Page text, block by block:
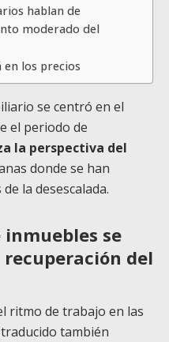
hablan de
moderado del
en los precios
se centró en el
el periodo de
la perspectiva del
donde se han
la desescalada.
se
del
ritmo de trabajo en las
también